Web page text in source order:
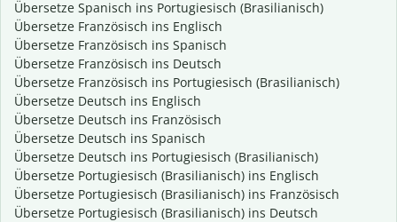
Übersetze Spanisch ins Portugiesisch (Brasilianisch)
Übersetze Französisch ins Englisch
Übersetze Französisch ins Spanisch
Übersetze Französisch ins Deutsch
Übersetze Französisch ins Portugiesisch (Brasilianisch)
Übersetze Deutsch ins Englisch
Übersetze Deutsch ins Französisch
Übersetze Deutsch ins Spanisch
Übersetze Deutsch ins Portugiesisch (Brasilianisch)
Übersetze Portugiesisch (Brasilianisch) ins Englisch
Übersetze Portugiesisch (Brasilianisch) ins Französisch
Übersetze Portugiesisch (Brasilianisch) ins Deutsch